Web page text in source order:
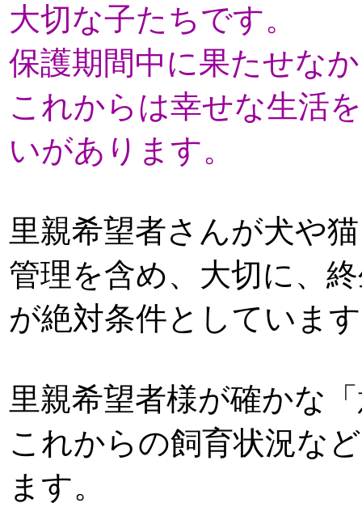
大切な子たちです。
保護期間中に果たせな
これからは幸せな生活
いがあります。
里親希望者さんが犬や
管理を含め、大切に、
が絶対条件としていま
里親希望者様が確かな
これからの飼育状況な
ます。